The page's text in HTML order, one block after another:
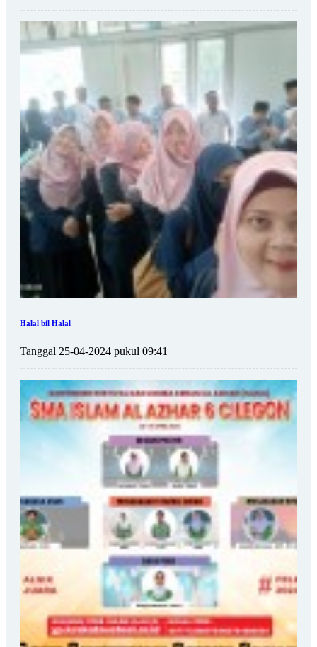
Halal bil Halal
Tanggal 25-04-2024 pukul 09:41